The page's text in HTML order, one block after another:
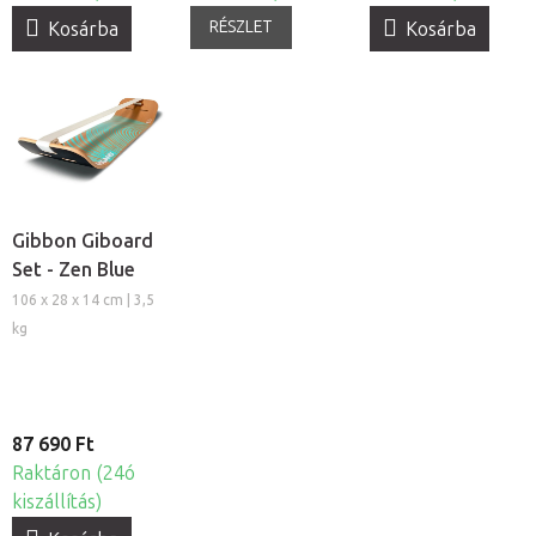
Kosárba
RÉSZLET
Kosárba
Gibbon Giboard
Set - Zen Blue
106 x 28 x 14 cm | 3,5
kg
87 690 Ft
Raktáron (24ó
kiszállítás)